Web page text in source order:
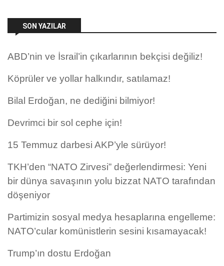
SON YAZILAR
ABD’nin ve İsrail’in çıkarlarının bekçisi değiliz!
Köprüler ve yollar halkındır, satılamaz!
Bilal Erdoğan, ne dediğini bilmiyor!
Devrimci bir sol cephe için!
15 Temmuz darbesi AKP’yle sürüyor!
TKH’den “NATO Zirvesi” değerlendirmesi: Yeni
bir dünya savaşının yolu bizzat NATO tarafından
döşeniyor
Partimizin sosyal medya hesaplarına engelleme:
NATO’cular komünistlerin sesini kısamayacak!
Trump’ın dostu Erdoğan